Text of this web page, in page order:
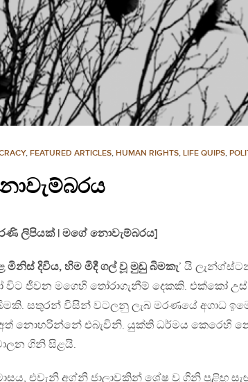
, FEATURED ARTICLES, HUMAN RIGHTS, LIFE QUIPS,
ලිපියක් | මගේ නොවැම්බරය]
දිවිය, හිම මිදී ගල් වූ මුඩු බිමකැ’ යි
ජීවන මගෙහි තෝරාගැනීම් දෙකකි. එක්කෝ
සතුරන් විසින් වටලනු ලැබ මරණයේ අගාධ
නොහරින්නේ එබැවිනි. යුක්ති ධර්මය කෙරෙහි
ගිනි සිළයි.
එවැනි අග්නි ජාලාවකින් ශේෂ වූ ගිනි පුළිඟු